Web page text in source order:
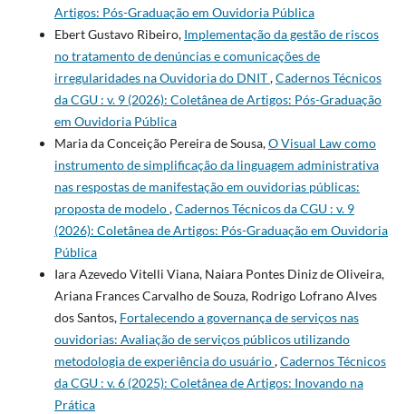
Artigos: Pós-Graduação em Ouvidoria Pública
Ebert Gustavo Ribeiro, Implementação da gestão de riscos
no tratamento de denúncias e comunicações de
irregularidades na Ouvidoria do DNIT,Cadernos Técnicos
da CGU : v. 9 (2026): Coletânea de Artigos: Pós-Graduação
em Ouvidoria Pública
Maria da Conceição Pereira de Sousa,O Visual Law como
instrumento de simplificação da linguagem administrativa
nas respostas de manifestação em ouvidorias públicas:
proposta de modelo,Cadernos Técnicos da CGU : v. 9
(2026): Coletânea de Artigos: Pós-Graduação em Ouvidoria
Pública
Iara Azevedo Vitelli Viana, Naiara Pontes Diniz de Oliveira,
Ariana Frances Carvalho de Souza, Rodrigo Lofrano Alves
dos Santos, Fortalecendo a governança de serviços nas
ouvidorias: Avaliação de serviços públicos utilizando
metodologia de experiência do usuário,Cadernos Técnicos
da CGU : v. 6 (2025): Coletânea de Artigos: Inovando na
Prática